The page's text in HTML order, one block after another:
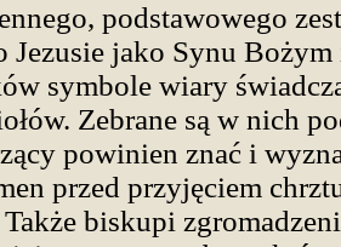
podstawowego
jako Synu Bożym
symbole wiary
Zebrane są w nich
powinien znać i
przed przyjęciem
biskupi